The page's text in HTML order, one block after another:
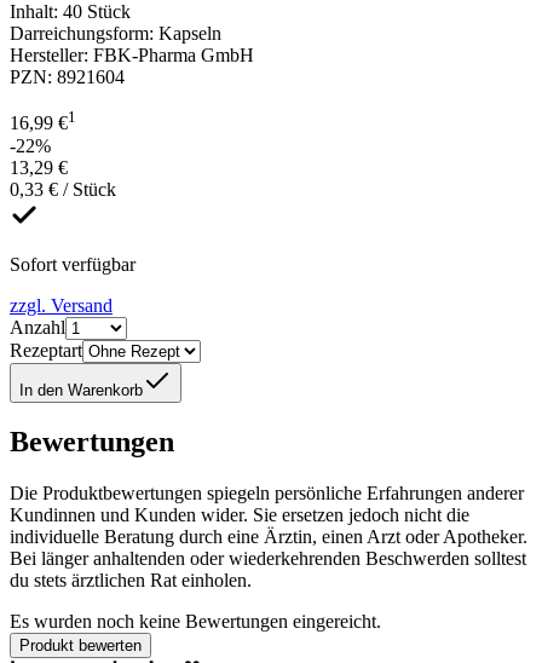
Inhalt: 40 Stück
Darreichungsform: Kapseln
Hersteller: FBK-Pharma GmbH
PZN: 8921604
16,99 €1
-22%
13,29 €
0,33 € / Stück
Sofort verfügbar
zzgl. Versand
Anzahl
Rezeptart
In den Warenkorb
Bewertungen
Die Produktbewertungen spiegeln persönliche Erfahrungen anderer
Kundinnen und Kunden wider. Sie ersetzen jedoch nicht die
individuelle Beratung durch eine Ärztin, einen Arzt oder Apotheker.
Bei länger anhaltenden oder wiederkehrenden Beschwerden solltest
du stets ärztlichen Rat einholen.
Es wurden noch keine Bewertungen eingereicht.
Produkt bewerten